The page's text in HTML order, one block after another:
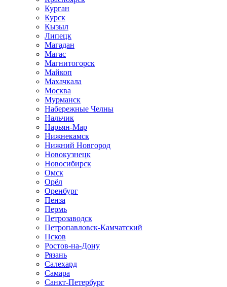
Курган
Курск
Кызыл
Липецк
Магадан
Магас
Магнитогорск
Майкоп
Махачкала
Москва
Мурманск
Набережные Челны
Нальчик
Нарьян-Мар
Нижнекамск
Нижний Новгород
Новокузнецк
Новосибирск
Омск
Орёл
Оренбург
Пенза
Пермь
Петрозаводск
Петропавловск-Камчатский
Псков
Ростов-на-Дону
Рязань
Салехард
Самара
Санкт-Петербург